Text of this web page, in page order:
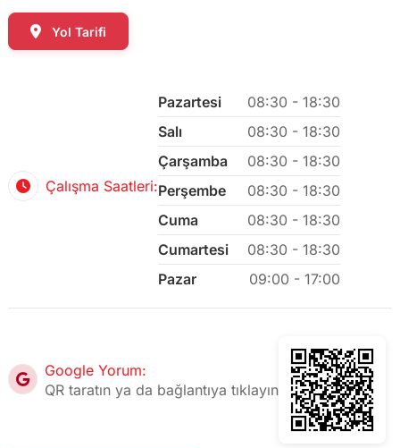
Yol Tarifi
Çalışma Saatleri:
Pazartesi
08:30 - 18:30
Salı
08:30 - 18:30
Çarşamba
08:30 - 18:30
Perşembe
08:30 - 18:30
Cuma
08:30 - 18:30
Cumartesi
08:30 - 18:30
Pazar
09:00 - 17:00
Google Yorum:
QR taratın ya da bağlantıya tıklayın